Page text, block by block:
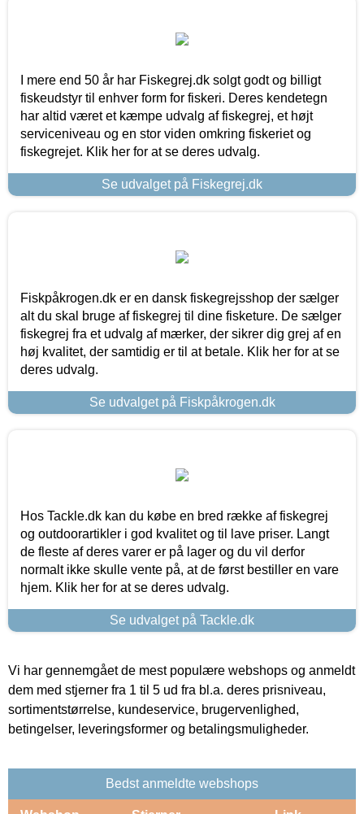
I mere end 50 år har Fiskegrej.dk solgt godt og billigt
fiskeudstyr til enhver form for fiskeri. Deres kendetegn
har altid været et kæmpe udvalg af fiskegrej, et højt
serviceniveau og en stor viden omkring fiskeriet og
fiskegrejet. Klik her for at se deres udvalg.
Se udvalget på Fiskegrej.dk
Fiskpåkrogen.dk er en dansk fiskegrejsshop der sælger
alt du skal bruge af fiskegrej til dine fisketure. De sælger
fiskegrej fra et udvalg af mærker, der sikrer dig grej af en
høj kvalitet, der samtidig er til at betale. Klik her for at se
deres udvalg.
Se udvalget på Fiskpåkrogen.dk
Hos Tackle.dk kan du købe en bred række af fiskegrej
og outdoorartikler i god kvalitet og til lave priser. Langt
de fleste af deres varer er på lager og du vil derfor
normalt ikke skulle vente på, at de først bestiller en vare
hjem. Klik her for at se deres udvalg.
Se udvalget på Tackle.dk
Vi har gennemgået de mest populære webshops og anmeldt
dem med stjerner fra 1 til 5 ud fra bl.a. deres prisniveau,
sortimentstørrelse, kundeservice, brugervenlighed,
betingelser, leveringsformer og betalingsmuligheder.
Bedst anmeldte webshops